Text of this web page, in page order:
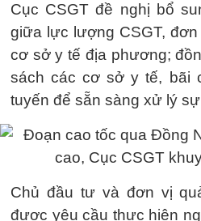
Cục CSGT đề nghị bổ
giữa lực lượng CSGT,
cơ sở y tế địa phương;
sách các cơ sở y tế, bãi
tuyến để sẵn sàng xử lý
Chủ đầu tư và đơn vị
được yêu cầu thực hiện